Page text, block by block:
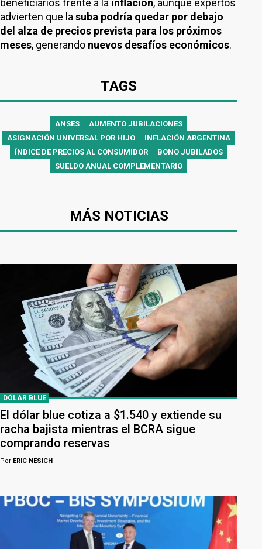
beneficiarios frente a la inflación, aunque expertos
advierten que la suba podría quedar por debajo
del alza de precios prevista para los próximos
meses, generando nuevos desafíos económicos.
TAGS
ANSES
AUMENTO JUBILACIONES
ASIGNACIÓN UNIVERSAL POR HIJO
INFLACIÓN ARGENTINA
ÍNDICE DE PRECIOS AL CONSUMIDOR
BONO JUBILADOS
SUELDO ANUAL COMPLEMENTARIO
MÁS NOTICIAS
DÓLAR BLUE
El dólar blue cotiza a $1.540 y extiende su
racha bajista mientras el BCRA sigue
comprando reservas
Por ERIC NESICH